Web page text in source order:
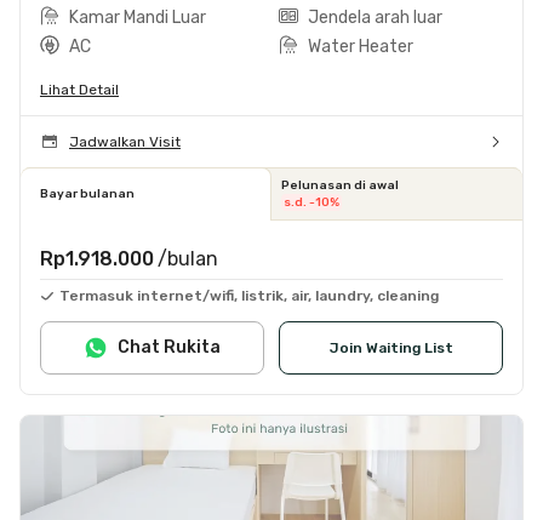
Kamar Mandi Luar
Jendela arah luar
AC
Water Heater
Lihat Detail
Jadwalkan Visit
Bayar bulanan
Pelunasan di awal
s.d. -10%
Rp1.918.000 /bulan
Termasuk internet/wifi, listrik, air, laundry, cleaning
Join Waiting List
Chat Rukita